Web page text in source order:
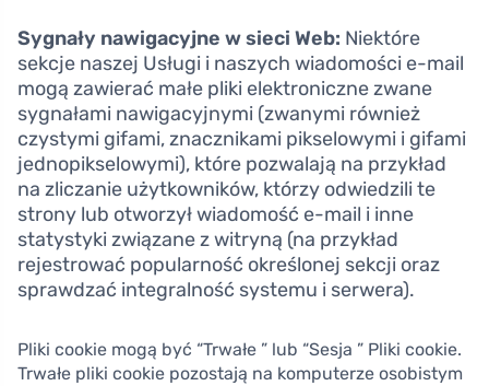
Sygnały nawigacyjne w sieci Web: Niektóre
sekcje naszej Usługi i naszych wiadomości e-mail
mogą zawierać małe pliki elektroniczne zwane
sygnałami nawigacyjnymi (zwanymi również
czystymi gifami, znacznikami pikselowymi i gifami
jednopikselowymi), które pozwalają na przykład
na zliczanie użytkowników, którzy odwiedzili te
strony lub otworzył wiadomość e-mail i inne
statystyki związane z witryną (na przykład
rejestrować popularność określonej sekcji oraz
sprawdzać integralność systemu i serwera).
Pliki cookie mogą być “Trwałe ” lub “Sesja ” Pliki cookie.
Trwałe pliki cookie pozostają na komputerze osobistym